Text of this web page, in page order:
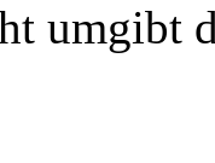
umgibt